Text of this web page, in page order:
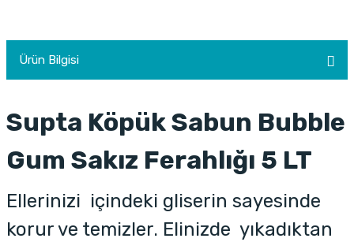
Ürün Bilgisi
Supta Köpük Sabun Bubble
Gum Sakız Ferahlığı 5 LT
Ellerinizi içindeki gliserin sayesinde
korur ve temizler. Elinizde yıkadıktan